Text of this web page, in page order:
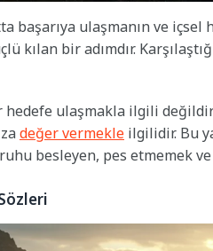
başarıya ulaşmanın ve
kılan bir adımdır.
hedefe ulaşmakla ilgili
değer vermekle ilgilidir. Bu
besleyen, pes etmemek